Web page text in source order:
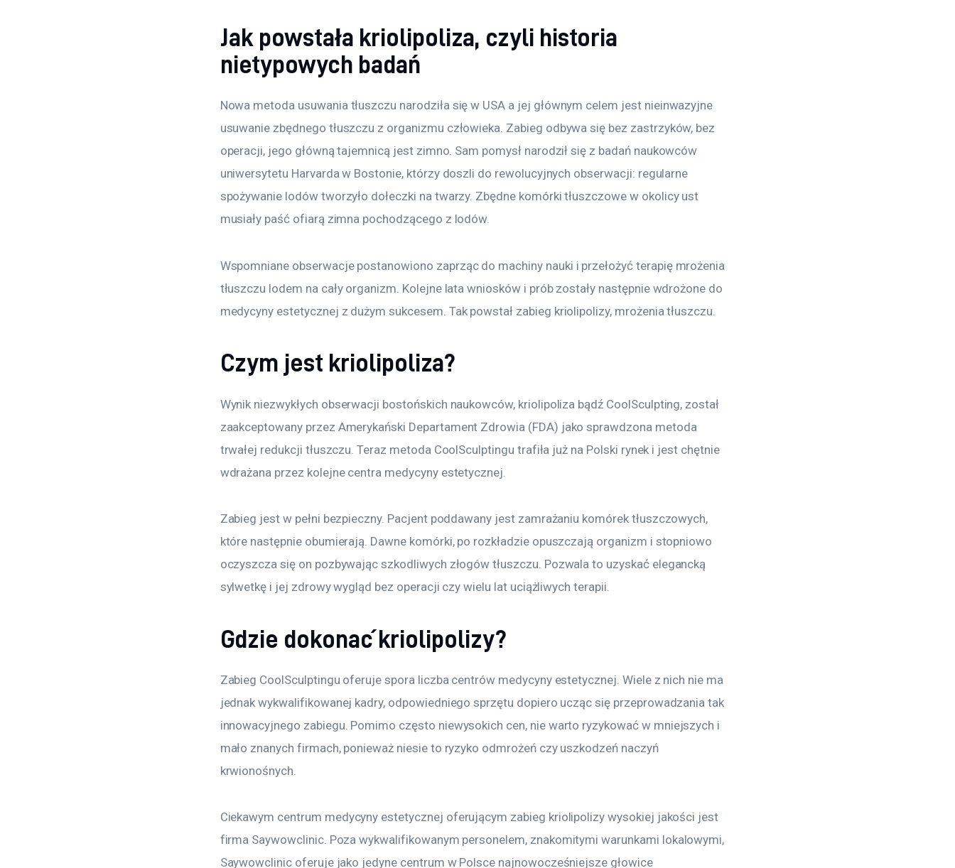
Jak powstała kriolipoliza, czyli historia
nietypowych badań
Nowa metoda usuwania tłuszczu narodziła się w USA a jej głównym celem jest nieinwazyjne
usuwanie zbędnego tłuszczu z organizmu człowieka. Zabieg odbywa się bez zastrzyków, bez
operacji, jego główną tajemnicą jest zimno. Sam pomysł narodził się z badań naukowców
uniwersytetu Harvarda w Bostonie, którzy doszli do rewolucyjnych obserwacji: regularne
spożywanie lodów tworzyło dołeczki na twarzy. Zbędne komórki tłuszczowe w okolicy ust
musiały paść ofiarą zimna pochodzącego z lodów.
Wspomniane obserwacje postanowiono zaprząc do machiny nauki i przełożyć terapię mrożenia
tłuszczu lodem na cały organizm. Kolejne lata wniosków i prób zostały następnie wdrożone do
medycyny estetycznej z dużym sukcesem. Tak powstał zabieg kriolipolizy, mrożenia tłuszczu.
Czym jest kriolipoliza?
Wynik niezwykłych obserwacji bostońskich naukowców, kriolipoliza bądź CoolSculpting, został
zaakceptowany przez Amerykański Departament Zdrowia (FDA) jako sprawdzona metoda
trwałej redukcji tłuszczu. Teraz metoda CoolSculptingu trafiła już na Polski rynek i jest chętnie
wdrażana przez kolejne centra medycyny estetycznej.
Zabieg jest w pełni bezpieczny. Pacjent poddawany jest zamrażaniu komórek tłuszczowych,
które następnie obumierają. Dawne komórki, po rozkładzie opuszczają organizm i stopniowo
oczyszcza się on pozbywając szkodliwych złogów tłuszczu. Pozwala to uzyskać elegancką
sylwetkę i jej zdrowy wygląd bez operacji czy wielu lat uciążliwych terapii.
Gdzie dokonać kriolipolizy?
Zabieg CoolSculptingu oferuje spora liczba centrów medycyny estetycznej. Wiele z nich nie ma
jednak wykwalifikowanej kadry, odpowiedniego sprzętu dopiero ucząc się przeprowadzania tak
innowacyjnego zabiegu. Pomimo często niewysokich cen, nie warto ryzykować w mniejszych i
mało znanych firmach, ponieważ niesie to ryzyko odmrożeń czy uszkodzeń naczyń
krwionośnych.
Ciekawym centrum medycyny estetycznej oferującym zabieg kriolipolizy wysokiej jakości jest
firma Saywowclinic. Poza wykwalifikowanym personelem, znakomitymi warunkami lokalowymi,
Saywowclinic oferuje jako jedyne centrum w Polsce najnowocześniejsze głowice